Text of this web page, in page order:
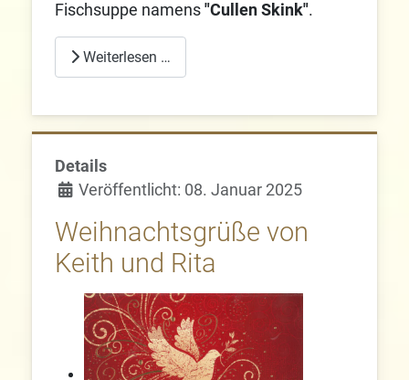
Fischsuppe namens"Cullen Skink".
Weiterlesen …
Details
Veröffentlicht: 08. Januar 2025
Weihnachtsgrüße von
Keith und Rita